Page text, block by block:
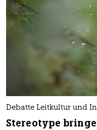
Debatte Leitkultur und
Stereotype